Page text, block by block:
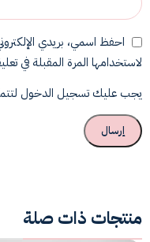
احفظ اسمي، بريدي
لاستخدامها المرة المقبلة في
يجب عليك تسجيل الدخول
منتجات ذات صلة